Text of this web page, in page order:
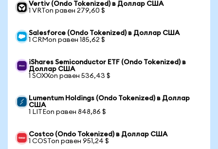
Vertiv (Ondo Tokenized) в Доллар США
1 VRTon равен 279,60 $
Salesforce (Ondo Tokenized) в Доллар США
1 CRMon равен 185,62 $
iShares Semiconductor ETF (Ondo Tokenized) в
Доллар США
1 SOXXon равен 536,43 $
Lumentum Holdings (Ondo Tokenized) в Доллар
США
1 LITEon равен 848,86 $
Costco (Ondo Tokenized) в Доллар США
1 COSTon равен 951,24 $